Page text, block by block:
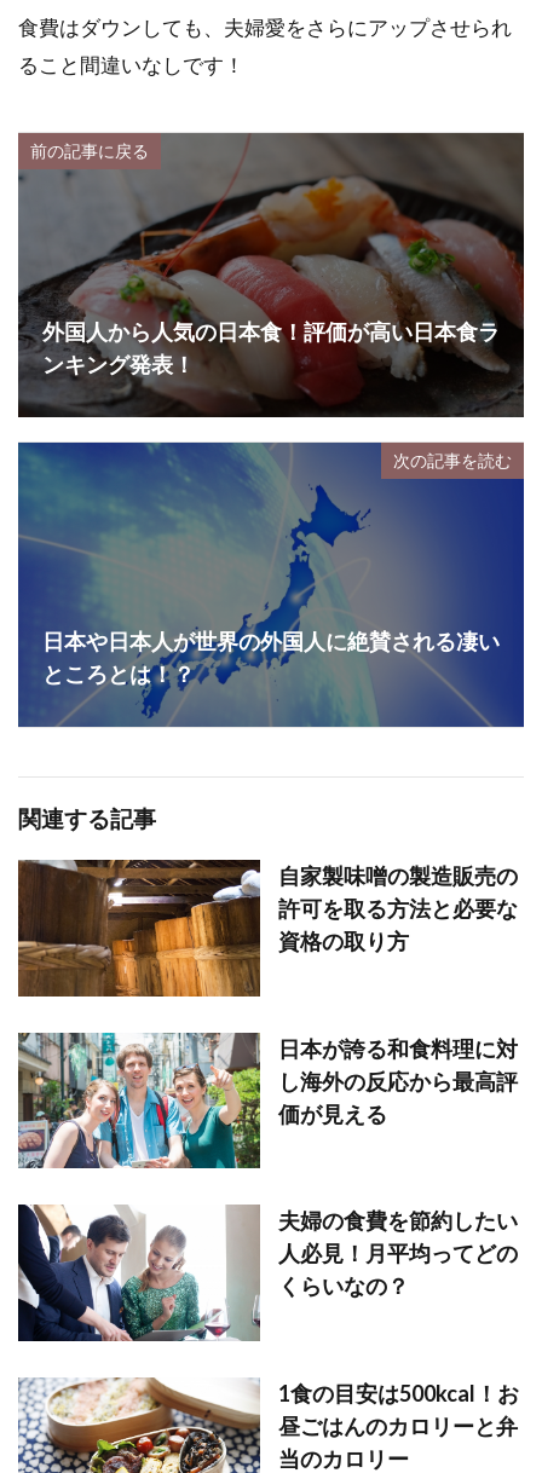
食費はダウンしても、夫婦愛をさらにアップさせられ
ること間違いなしです！
前の記事に戻る
外国人から人気の日本食！評価が高い日本食ラ
ンキング発表！
次の記事を読む
日本や日本人が世界の外国人に絶賛される凄い
ところとは！？
関連する記事
自家製味噌の製造販売の
許可を取る方法と必要な
資格の取り方
日本が誇る和食料理に対
し海外の反応から最高評
価が見える
夫婦の食費を節約したい
人必見！月平均ってどの
くらいなの？
1食の目安は500kcal！お
昼ごはんのカロリーと弁
当のカロリー